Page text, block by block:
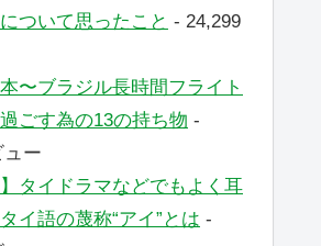
ついて思ったこと - 24,299
本〜ブラジル長時間フライト
ごす為の13の持ち物 -
ュー
】タイドラマなどでもよく耳
イ語の蔑称“アイ”とは -